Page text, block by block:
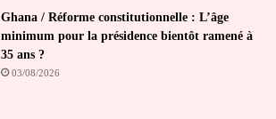
Ghana / Réforme constitutionnelle : L’âge
minimum pour la présidence bientôt ramené à
35 ans ?
03/08/2026